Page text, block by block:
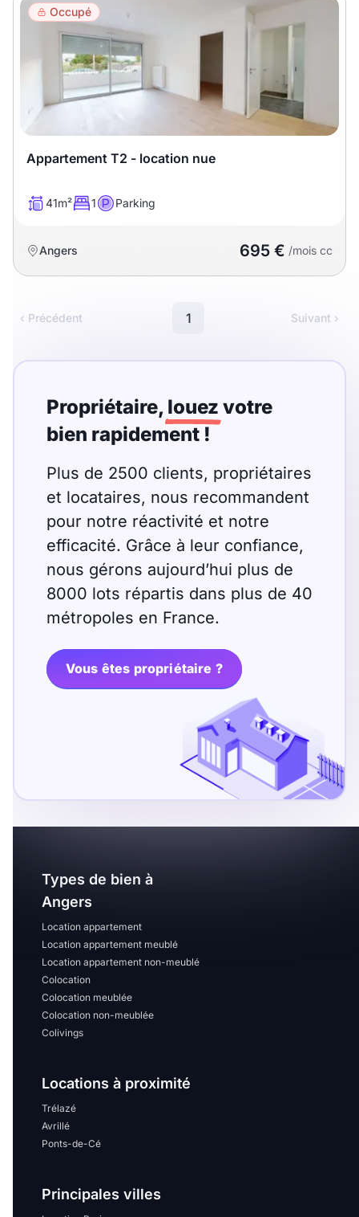
disponibles
chambres
disponibles
Espaces additionnels
Équipements des parties
Ascenseur
Promotions
Mettre en avant les
promotions sur honoraires
Occupé
Appartement T2 - location nue
41m² 1 Parking
Angers 695 € /mois cc
‹ Précédent 1 Suivant ›
Propriétaire, louez votre
bien rapidement !
Plus de 2500 clients, propriétaires
et locataires, nous recommandent
pour notre réactivité et notre
efficacité. Grâce à leur confiance,
nous gérons aujourd’hui plus de
8000 lots répartis dans plus de 40
métropoles en France.
Vous êtes propriétaire ?
Types de bien à
Angers
Location appartement
Location appartement meublé
Location appartement non-meublé
Colocation
Colocation meublée
Colocation non-meublée
Colivings
Locations à proximité
Trélazé
Avrillé
Ponts-de-Cé
Principales villes